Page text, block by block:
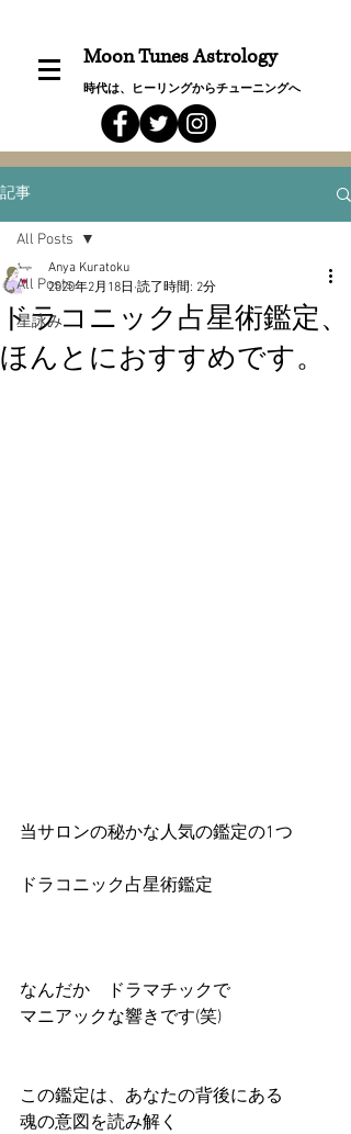
Moon Tunes Astrology
時代は、ヒーリングからチューニングへ
記事
All Posts
星詠み
All Posts
ドラコニック占星術鑑定、
ほんとにおすすめです。
Anya Kuratoku
2020年2月18日 読了時間: 2分
当サロンの秘かな人気の鑑定の1つ
ドラコニック占星術鑑定
なんだか　ドラマチックで
マニアックな響きです(笑)
この鑑定は、あなたの背後にある
魂の意図を読み解く